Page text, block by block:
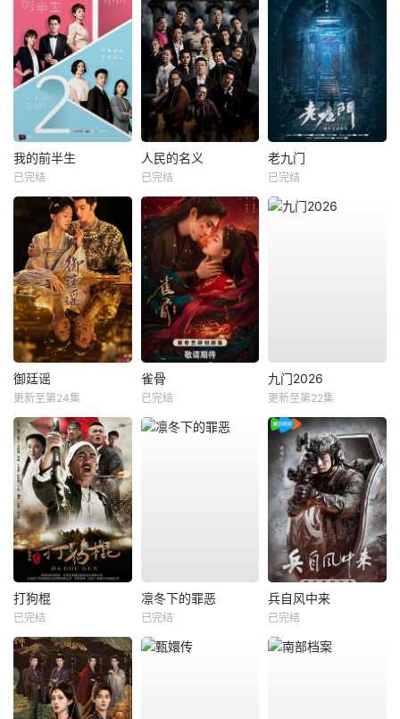
我的前半生
已完结
人民的名义
已完结
老九门
已完结
御廷谣
更新至第24集
雀骨
已完结
九门2026
更新至第22集
打狗棍
已完结
凛冬下的罪恶
已完结
兵自风中来
已完结